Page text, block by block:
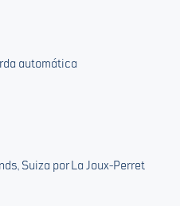
automática
Suiza por La Joux-Perret